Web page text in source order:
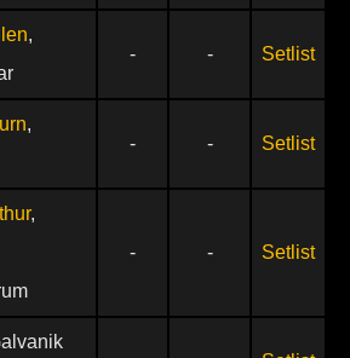
,
- - Setlist
,
- - Setlist
,
- - Setlist